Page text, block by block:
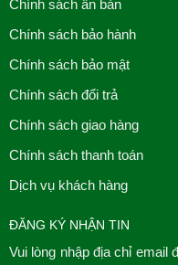
Chính sách ấn bản
Chính sách bảo hành
Chính sách bảo mật
Chính sách đổi trả
Chính sách giao hàng
Chính sách thanh toán
Dịch vụ khách hàng
ĐĂNG KÝ NHẬN TIN
Vui lòng nhập địa chỉ email